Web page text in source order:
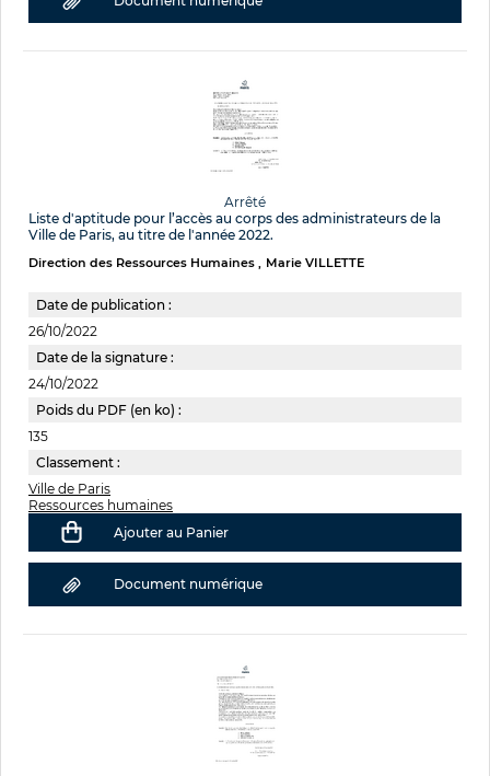
Arrêté
Liste d'aptitude pour l’accès au corps des administrateurs de la
Ville de Paris, au titre de l'année 2022.
Direction des Ressources Humaines Marie VILLETTE
Date de publication :
26/10/2022
Date de la signature :
24/10/2022
Poids du PDF (en ko) :
135
Classement :
Ville de Paris
Ressources humaines
Ajouter au Panier
Document numérique